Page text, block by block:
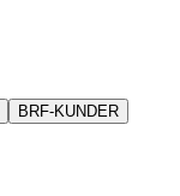
BRF-KUNDER